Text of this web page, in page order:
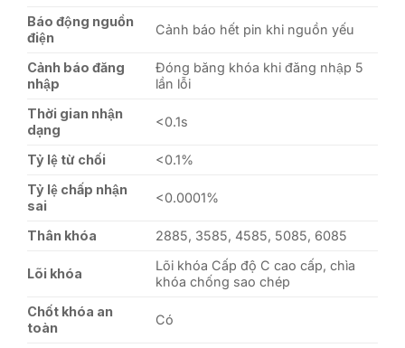
Báo động nguồn
điện
Cảnh báo hết pin khi nguồn yếu
Cảnh báo đăng
nhập
Đóng băng khóa khi đăng nhập 5
lần lỗi
Thời gian nhận
dạng
<0.1s
Tỷ lệ từ chối
<0.1%
Tỷ lệ chấp nhận
sai
<0.0001%
Thân khóa 2885, 3585, 4585, 5085, 6085
Lõi khóa
Lõi khóa Cấp độ C cao cấp, chìa
khóa chống sao chép
Chốt khóa an
toàn
Có